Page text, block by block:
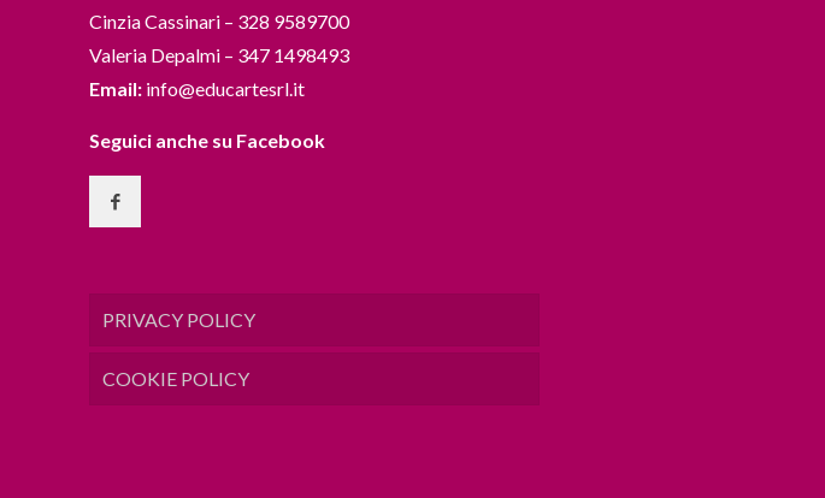
Cinzia Cassinari – 328 9589700
Valeria Depalmi – 347 1498493
Email: info@educartesrl.it
Seguici anche su Facebook
PRIVACY POLICY
COOKIE POLICY